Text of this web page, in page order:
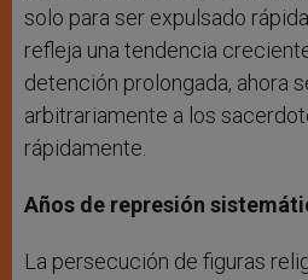
solo para ser expulsado
refleja una tendencia
detención prolongada, ahora
arbitrariamente a los
rápidamente.
Años de represión
La persecución de figuras